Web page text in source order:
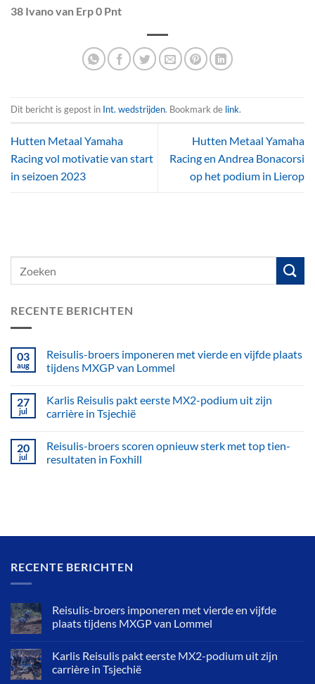
38 Ivano van Erp 0 Pnt
Dit bericht is gepost in Int. wedstrijden. Bookmark de link.
Hutten Metaal Yamaha
Racing vol motivatie van start
in seizoen 2023
Hutten Metaal Yamaha
Racing en Andrea Bonacorsi
op het podium in Lierop
RECENTE BERICHTEN
03
aug
Reisulis-broers imponeren met vierde en vijfde plaats
tijdens MXGP van Lommel
27
jul
Karlis Reisulis pakt eerste MX2-podium uit zijn
carrière in Tsjechië
20
jul
Reisulis-broers scoren opnieuw sterk met top tien-
resultaten in Foxhill
RECENTE BERICHTEN
Reisulis-broers imponeren met vierde en vijfde
plaats tijdens MXGP van Lommel
Karlis Reisulis pakt eerste MX2-podium uit zijn
carrière in Tsjechië